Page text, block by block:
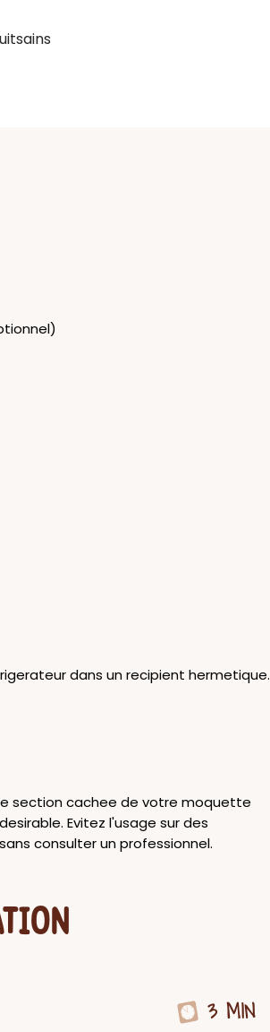
dans un recipient hermetique.
section cachee de votre moquette
Evitez l'usage sur des
consulter un professionnel.
3 MIN